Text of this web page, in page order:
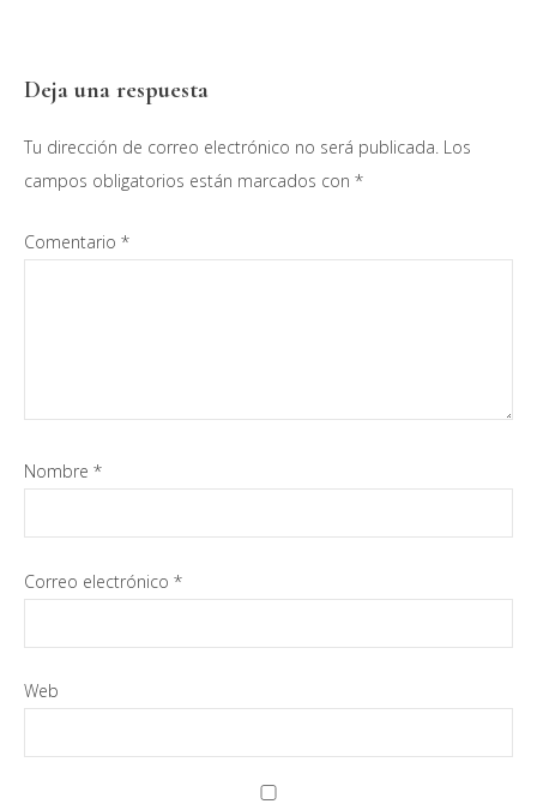
Interacciones
con
los
Deja una respuesta
Tu dirección de correo electrónico no será publicada. Los
campos obligatorios están marcados con *
Comentario *
Nombre *
Correo electrónico *
Web